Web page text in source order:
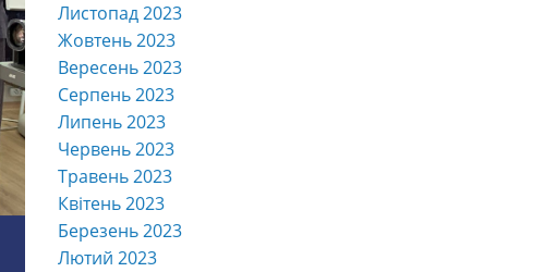
Листопад 2023
Жовтень 2023
Вересень 2023
Серпень 2023
Липень 2023
Червень 2023
Травень 2023
Квітень 2023
Березень 2023
Лютий 2023